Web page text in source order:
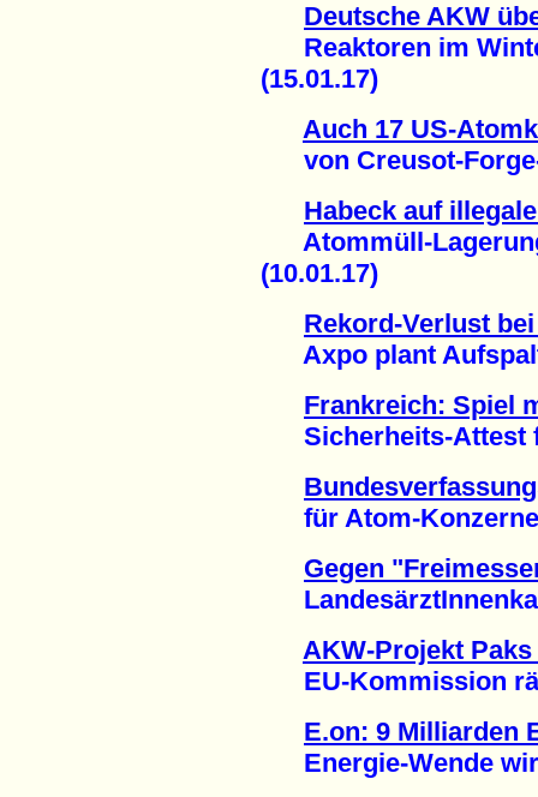
Deutsche AKW
Reaktoren im
(15.01.17)
Auch 17 US-
von Creusot-Forge-
Habeck auf
Atommüll-
(10.01.17)
Rekord-Verlust
Axpo plant
Frankreich: Spiel
Sicherheits-Attest
für Atom-Konzerne
Gegen
AKW-Projekt Paks
EU-Kommission
E.on: 9 Milliarden
Energie-Wende